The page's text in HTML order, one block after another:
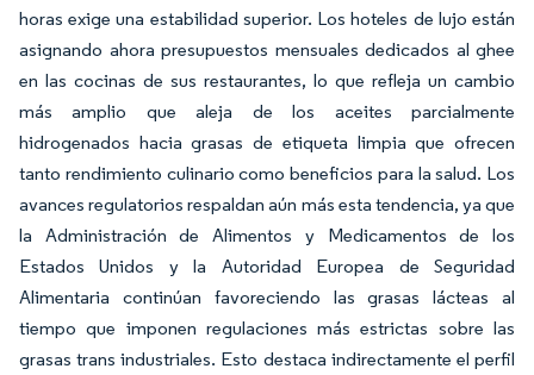
horas exige una estabilidad superior. Los hoteles de lujo están
asignando ahora presupuestos mensuales dedicados al ghee
en las cocinas de sus restaurantes, lo que refleja un cambio
más amplio que aleja de los aceites parcialmente
hidrogenados hacia grasas de etiqueta limpia que ofrecen
tanto rendimiento culinario como beneficios para la salud. Los
avances regulatorios respaldan aún más esta tendencia, ya que
la Administración de Alimentos y Medicamentos de los
Estados Unidos y la Autoridad Europea de Seguridad
Alimentaria continúan favoreciendo las grasas lácteas al
tiempo que imponen regulaciones más estrictas sobre las
grasas trans industriales. Esto destaca indirectamente el perfil